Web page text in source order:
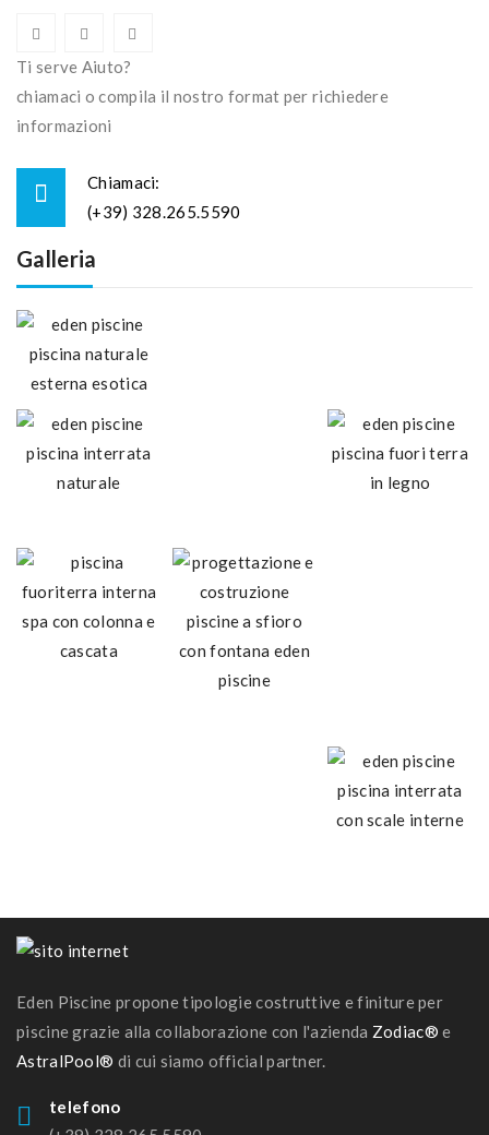
Ti serve Aiuto?
chiamaci o compila il nostro format per richiedere
informazioni
Chiamaci:
(+39) 328.265.5590
Galleria
Eden Piscine propone tipologie costruttive e finiture per
piscine grazie alla collaborazione con l'azienda Zodiac® e
AstralPool® di cui siamo official partner.
telefono